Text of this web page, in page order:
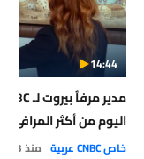
14:44
اليوم من أكثر المرافئ
خاص CNBC عربية منذ 3 ساعات